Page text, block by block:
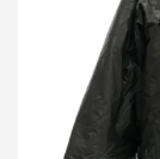
マムート